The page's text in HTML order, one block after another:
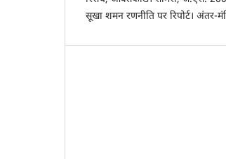
सूखा शमन रणनीति पर रिपोर्ट। अंतर-